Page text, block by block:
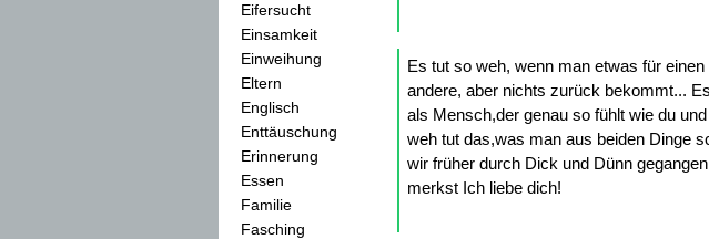
Eifersucht
Einsamkeit
Einweihung
Eltern
Englisch
Enttäuschung
Erinnerung
Essen
Familie
Fasching
Es tut so weh, wenn man etwas für
andere, aber nichts zurück bekommt...
als Mensch,der genau so fühlt wie du
weh tut das,was man aus beiden Dinge
wir früher durch Dick und Dünn
merkst Ich liebe dich!